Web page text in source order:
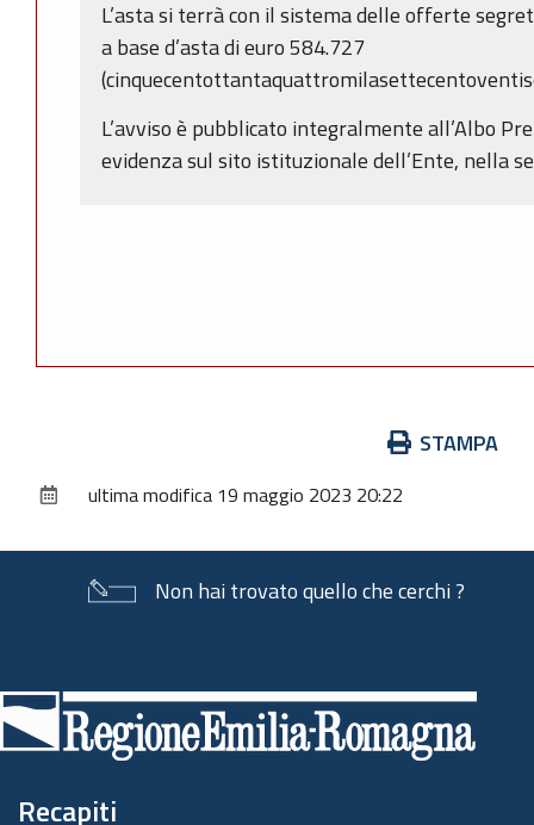
L’asta si terrà con il sistema delle offerte
a base d’asta di euro 584.727
L’avviso è pubblicato integralmente all’Albo
evidenza sul sito istituzionale dell’Ente, nella
documento
STAMPA
ultima modifica 19 maggio 2023 20:22
Non hai trovato quello che cerchi ?
di
pagina
Recapiti